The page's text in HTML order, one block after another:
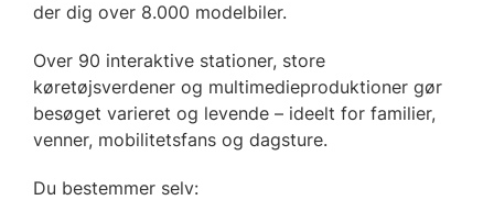
der dig over 8.000 modelbiler.
Over 90 interaktive stationer, store
køretøjsverdener og multimedieproduktioner gør
besøget varieret og levende – ideelt for familier,
venner, mobilitetsfans og dagsture.
Du bestemmer selv: